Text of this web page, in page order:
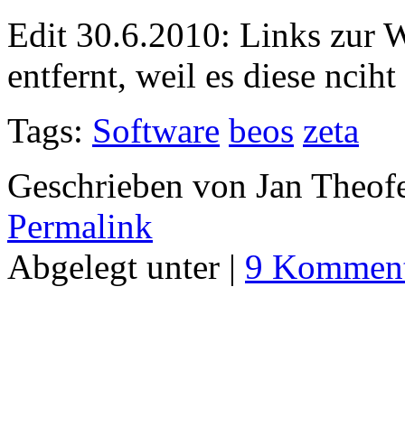
Edit 30.6.2010: Links zur
entfernt, weil es diese
Tags: Software beos zeta
Geschrieben von Jan
Permalink
Abgelegt unter | 9